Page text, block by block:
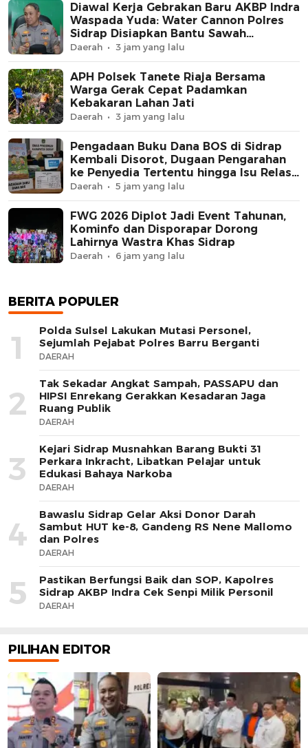
Diawal Kerja Gebrakan Baru AKBP Indra
Waspada Yuda: Water Cannon Polres
Sidrap Disiapkan Bantu Sawah
Kekurangan Air
Daerah 3 jam yang lalu
APH Polsek Tanete Riaja Bersama
Warga Gerak Cepat Padamkan
Kebakaran Lahan Jati
Daerah 3 jam yang lalu
Pengadaan Buku Dana BOS di Sidrap
Kembali Disorot, Dugaan Pengarahan
ke Penyedia Tertentu hingga Isu Relasi
Keluarga Pejabat Mengemuka
Daerah 5 jam yang lalu
FWG 2026 Diplot Jadi Event Tahunan,
Kominfo dan Disporapar Dorong
Lahirnya Wastra Khas Sidrap
Daerah 6 jam yang lalu
BERITA POPULER
1
Polda Sulsel Lakukan Mutasi Personel,
Sejumlah Pejabat Polres Barru Berganti
DAERAH
2
Tak Sekadar Angkat Sampah, PASSAPU dan
HIPSI Enrekang Gerakkan Kesadaran Jaga
Ruang Publik
DAERAH
3
Kejari Sidrap Musnahkan Barang Bukti 31
Perkara Inkracht, Libatkan Pelajar untuk
Edukasi Bahaya Narkoba
DAERAH
4
Bawaslu Sidrap Gelar Aksi Donor Darah
Sambut HUT ke-8, Gandeng RS Nene Mallomo
dan Polres
DAERAH
5
Pastikan Berfungsi Baik dan SOP, Kapolres
Sidrap AKBP Indra Cek Senpi Milik Personil
DAERAH
PILIHAN EDITOR